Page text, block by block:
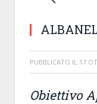
PUBBLICATO IL 17
Obiettivo